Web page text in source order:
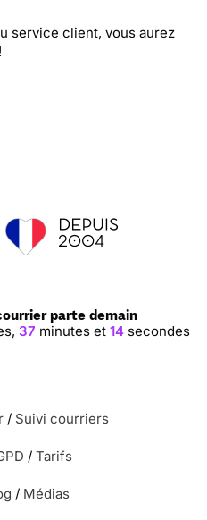
service client, vous aurez
parte demain
37 minutes et 13secondes
/ Suivi courriers
/ Tarifs
/ Médias